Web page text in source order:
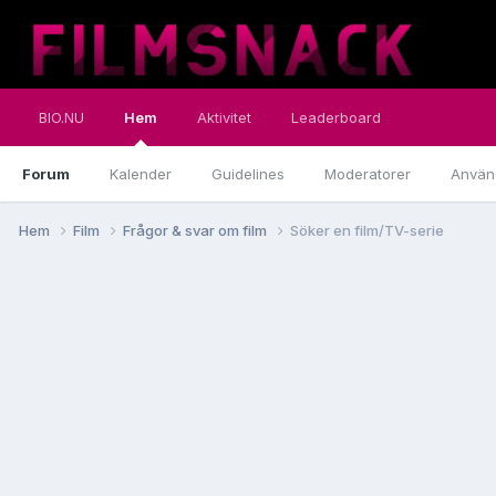
BIO.NU Hem
Forum Kalender Guidelines Moderatorer
Aktivitet Leaderboard
Hem Film Frågor & svar om film Söker en film/TV-serie